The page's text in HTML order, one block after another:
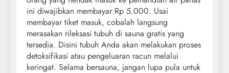
ini diwajibkan membayar Rp 5.000. Usai
membayar tiket masuk, cobalah langsung
merasakan rileksasi tubuh di sauna gratis yang
tersedia. Disini tubuh Anda akan melakukan proses
detoksifikasi atau pengeluaran racun melalui
keringat. Selama bersauna, jangan lupa pula untuk